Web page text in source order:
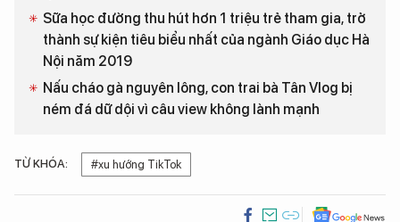
Sữa học đường thu hút hơn 1 triệu trẻ tham gia, trở
thành sự kiện tiêu biểu nhất của ngành Giáo dục Hà
Nội năm 2019
Nấu cháo gà nguyên lông, con trai bà Tân Vlog bị
ném đá dữ dội vì câu view không lành mạnh
TỪ KHÓA: #xu hướng TikTok